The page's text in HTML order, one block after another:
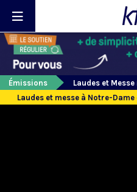
Émissions
Laudes et
Laudes et messe à Notre-